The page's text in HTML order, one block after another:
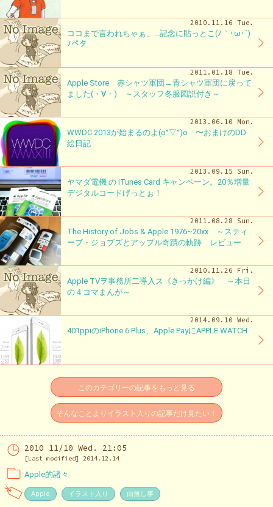
2010.11.16 Tue.
ココまで言われちゃぁ、…記念に貼っとこ(ﾉ｀･ω･´)
ﾉペタ
2011.01.18 Tue.
Apple Store 赤シャツ軍団→青シャツ軍団に戻って
ました(・∀・) ～スタッフ冬服図説付き～
2013.06.10 Mon.
WWDC 2013が始まるのよ(o°▽°)o 〜おまけのDD
絵日記
2013.09.15 Sun.
ヤマダ電機 の iTunes Card キャンペーン。20％増量
デジタルコードげっとぉ！
2011.08.28 Sun.
The History of Jobs & Apple 1976~20xx ～スティ
ーブ・ジョブズとアップル奇蹟の軌跡 レビュー
2010.11.26 Fri.
Apple TVヲ事務所二導入ス《きっかけ編》 ～本日
の４コマまんが～
2014.09.10 Wed.
401ppiのiPhone 6 Plus、Apple PayにAPPLE WATCH
このカテゴリーの記事をもっと見る
そんなことよりイラスト入りの記事だけ見たい！
2010 11/10 Wed. 21:05
[Last modified] 2014.12.14
Apple的諸々
Apple イラスト入り 由無し事